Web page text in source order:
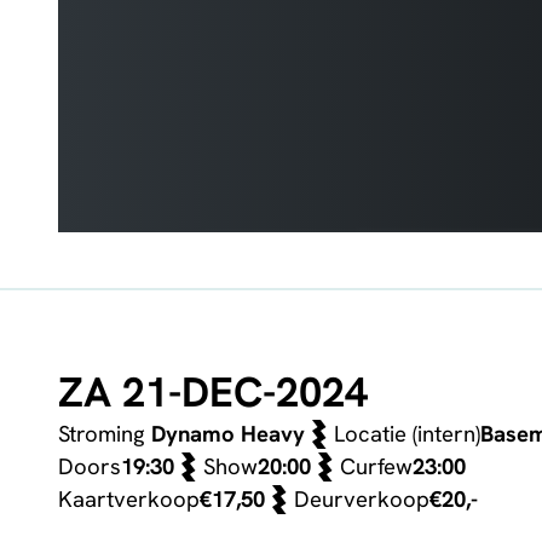
ZA 21-DEC-2024
Stroming Dynamo Heavy Locatie (intern)
Doors19:30 Show20:00 Curfew23:00
Kaartverkoop€17,50 Deurverkoop€20,-